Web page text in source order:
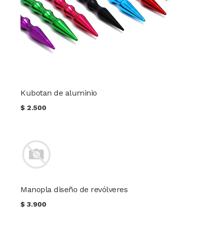
Kubotan de aluminio
$ 2.500
Manopla diseño de revólveres
$3.900